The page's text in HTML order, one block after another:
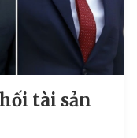
tài sản